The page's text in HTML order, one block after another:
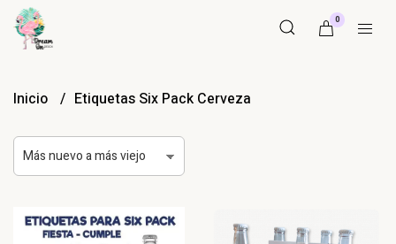
0
Inicio Etiquetas Six Pack Cerveza